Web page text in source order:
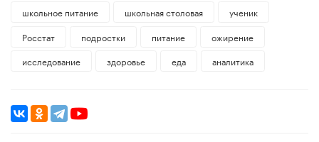
школьное питание
школьная столовая
ученик
Росстат
подростки питание
ожирение
исследование
здоровье еда аналитика